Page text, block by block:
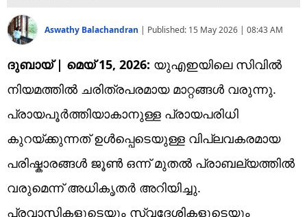
Aswathy Balachandran | Published: 15 May 2026 | 08:43 AM
ദുബായ് | മെയ് 15, 2026: യുഎഇയിലെ സിവിൽ
നിയമത്തിൽ ചരിത്രപരമായ മാറ്റങ്ങൾ വരുന്നു.
പ്രായപൂർത്തിയാകാനുള്ള പ്രായപരിധി
കുറയ്ക്കുന്നത് ഉൾപ്പെടെയുള്ള വിപ്ലവകരമായ
പരിഷ്കാരങ്ങൾ ജൂൺ ഒന്ന് മുതൽ പ്രാബല്യത്തിൽ
വരുമെന്ന് അധികൃതർ അറിയിച്ചു.
പ്രവാസികളുടെയും സ്വദേശികളുടെയും